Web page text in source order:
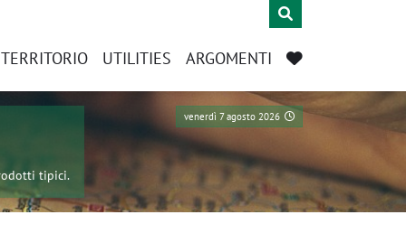
UTILITIES ARGOMENTI
venerdì 7 agosto 2026
tipici.